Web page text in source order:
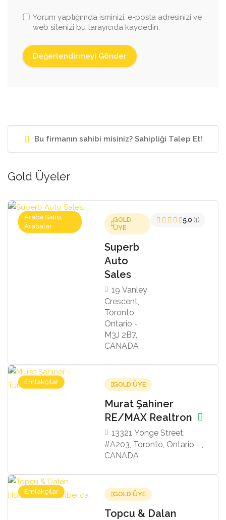
Yorum yaptığımda isminizi, e-posta adresinizi ve
web sitenizi bu tarayıcıda kaydedin.
Bu firmanın sahibi misiniz? Sahipliği Talep Et!
Gold Üyeler
Araba Satışı,
Arabalar
GOLD
ÜYE
Superb
Auto
Sales
19 Vanley
Crescent,
Toronto,
Ontario -
M3J 2B7,
CANADA
5.0 (1)
Emlakçılar GOLD ÜYE
Murat Şahiner
RE/MAX Realtron
13321 Yonge Street,
#A203, Toronto, Ontario - ,
CANADA
Emlakçılar GOLD ÜYE
Topcu & Dalan